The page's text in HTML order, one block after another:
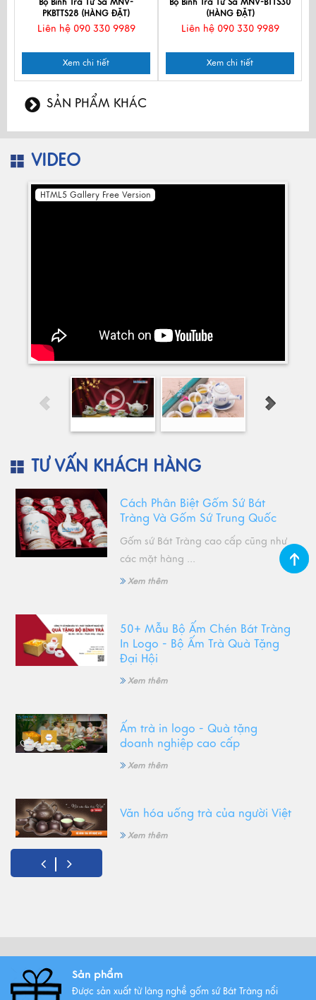
Bộ Bình Trà Tử Sa MNV-
PKBTTS28 (HÀNG ĐẶT)
Liên hệ 090 330 9989
Xem chi tiết
Bộ Bình Trà Tử Sa MNV-BTTS30
(HÀNG ĐẶT)
Liên hệ 090 330 9989
Xem chi tiết
SẢN PHẨM KHÁC
VIDEO
HTML5 Gallery Free Version
TƯ VẤN KHÁCH HÀNG
Cách Phân Biệt Gốm Sứ Bát
Tràng Và Gốm Sứ Trung Quốc
Gốm sứ Bát Tràng cao cấp cũng như
các mặt hàng ...
Xem thêm
50+ Mẫu Bộ Ấm Chén Bát Tràng
In Logo - Bộ Ấm Trà Quà Tặng
Đại Hội
Xem thêm
Ấm trà in logo - Quà tặng
doanh nghiệp cao cấp
Xem thêm
Văn hóa uống trà của người Việt
Xem thêm
Những mẫu ấm trà gốm Bát
Tràng được ưa chuộng nhất
Sản phẩm
Được sản xuất từ làng nghề gốm sứ Bát Tràng nổi